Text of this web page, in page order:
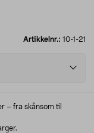
Artikkelnr.: 10-1-21
– fra skånsom til